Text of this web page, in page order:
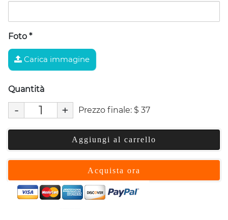
Foto *
Carica immagine
Quantità
- + Prezzo finale: $ 37
Aggiungi al carrello
Acquista ora